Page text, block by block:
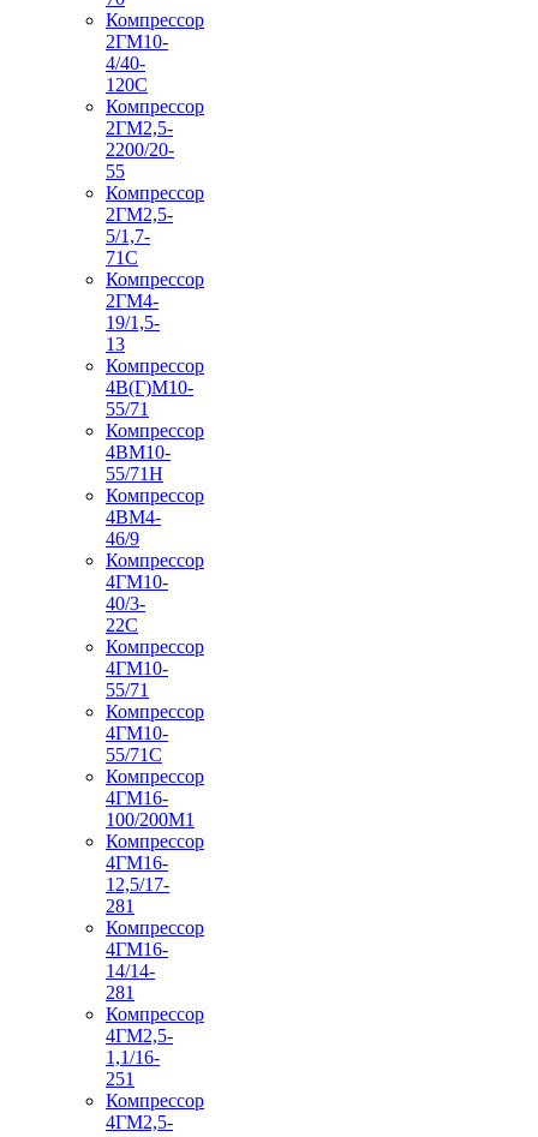
Компрессор
2ГМ10-
4/40-
120С
Компрессор
2ГМ2,5-
2200/20-
55
Компрессор
2ГМ2,5-
5/1,7-
71С
Компрессор
2ГМ4-
19/1,5-
13
Компрессор
4В(Г)М10-
55/71
Компрессор
4ВМ10-
55/71Н
Компрессор
4ВМ4-
46/9
Компрессор
4ГМ10-
40/3-
22С
Компрессор
4ГМ10-
55/71
Компрессор
4ГМ10-
55/71С
Компрессор
4ГМ16-
100/200М1
Компрессор
4ГМ16-
12,5/17-
281
Компрессор
4ГМ16-
14/14-
281
Компрессор
4ГМ2,5-
1,1/16-
251
Компрессор
4ГМ2,5-